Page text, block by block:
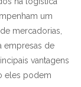
um
mercadorias,
empresas de
vantagens
eles podem